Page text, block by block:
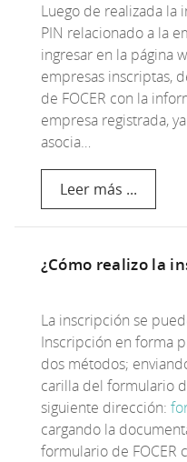
Luego de realizada la
PIN relacionado a la
ingresar en la página
empresas inscriptas,
de FOCER con la
empresa registrada,
asocia…
Leer más ...
¿Cómo realizo la
La inscripción se
Inscripción en forma
dos métodos;
carilla del formulario
siguiente dirección:
cargando la
formulario de FOCER